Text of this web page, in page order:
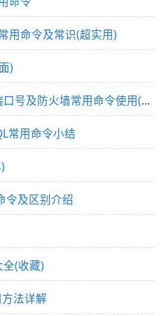
用命令及常识(超实用)
)
linux下防火墙开启某个端口号及防火墙常用命令使用(详解)
常用命令小结
令及区别介绍
(收藏)
法详解